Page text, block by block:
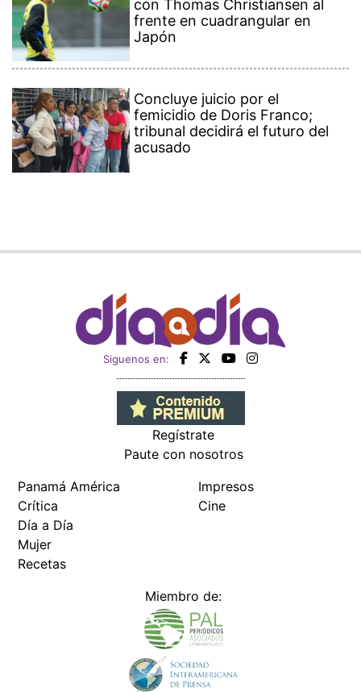
con Thomas Christiansen al
frente en cuadrangular en
Japón
Concluye juicio por el
femicidio de Doris Franco;
tribunal decidirá el futuro del
acusado
Siguenos en:
Regístrate
Paute con nosotros
Panamá América
Crítica
Día a Día
Mujer
Recetas
Impresos
Cine
Miembro de: